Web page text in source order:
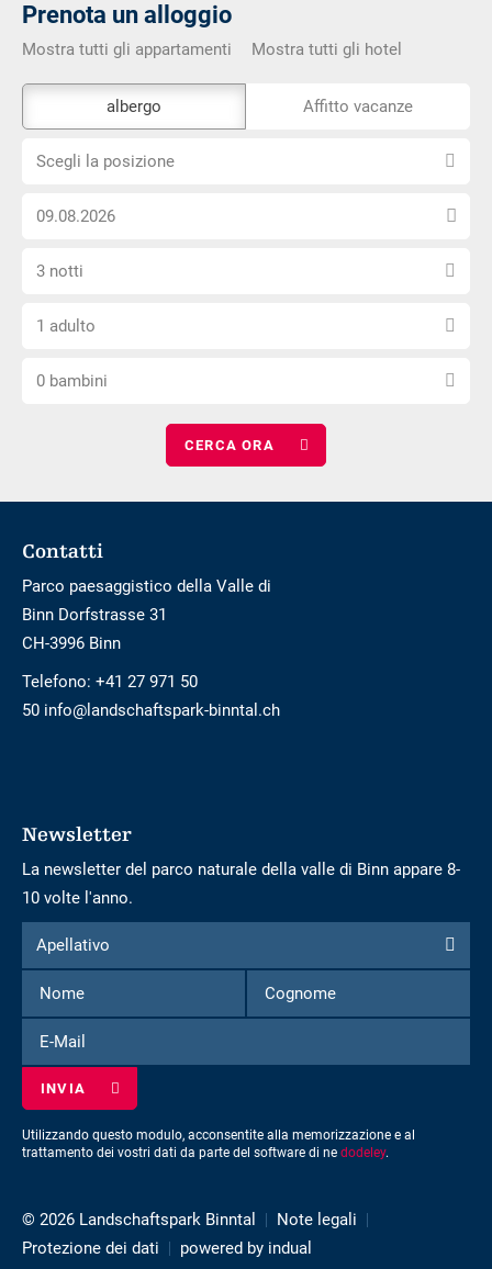
Prenota un alloggio
Mostra tutti gli appartamenti Mostra tutti gli hotel
strumento
esterno
albergo Affitto vacanze
Scegli
posizione
Scegli la posizione
Scegli
data
arrivo
Seleziona
numero
notti
3 notti
Scegli
numero
1 adulto
Scegli
0 bambini
Footer
Contatti
Parco paesaggistico della Valle di
Binn Dorfstrasse 31
CH-3996 Binn
Telefono: +41 27 971 50
50 info@landschaftspark-binntal.ch
Newsletter
La newsletter del parco naturale della valle di Binn appare 8-
10 volte l'anno.
Modulo
per
iscriversi
alla
newsletter
Apellativo
Apellativo
Nome
Cognome
Mail
Utilizzando questo modulo, acconsentite alla memorizzazione e al
trattamento dei vostri dati da parte del software di ne dodeley.
© 2026 Landschaftspark Binntal
Note legali
Protezione dei dati
powered by indual